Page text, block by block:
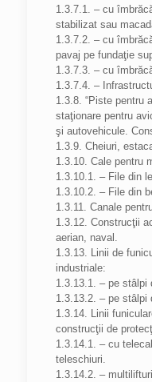
1.3.7.1. – cu
stabilizat sau
1.3.7.2. – cu
pavaj pe fundaţie
1.3.7.3. – cu
1.3.7.4. –
1.3.8. “Piste pentru
staţionare pentru
şi autovehicule.
1.3.9. Cheiuri,
1.3.10. Cale pentru
1.3.10.1. – File din
1.3.10.2. – File din
1.3.11. Canale
1.3.12. Construcţii
aerian, naval.
1.3.13. Linii de
industriale:
1.3.13.1. – pe stâlpi
1.3.13.2. – pe stâlpi
1.3.14. Linii
construcţii de
1.3.14.1. – cu
teleschiuri.
1.3.14.2. –